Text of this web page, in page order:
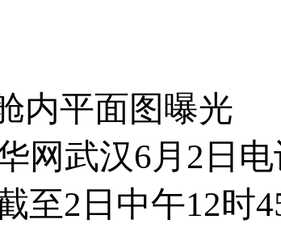
舱内平面图曝
网武汉6月2日
至2日中午12时